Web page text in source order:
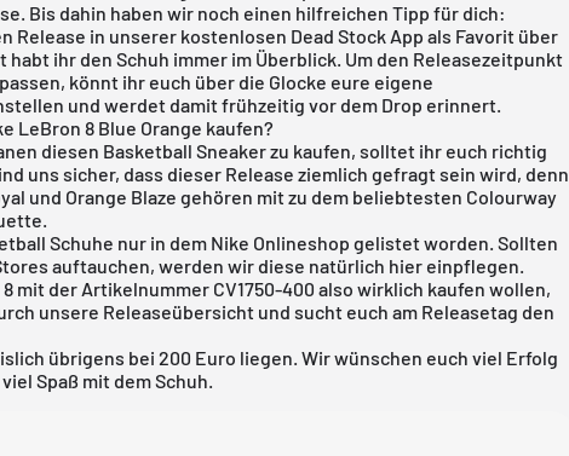
Bis dahin haben wir noch einen hilfreichen Tipp für dich:
Release in unserer kostenlosen Dead Stock App als Favorit über
habt ihr den Schuh immer im Überblick. Um den Releasezeitpunkt
könnt ihr euch über die Glocke eure eigene
und werdet damit frühzeitig vor dem Drop erinnert.
LeBron 8 Blue Orange kaufen?
diesen Basketball Sneaker zu kaufen, solltet ihr euch richtig
uns sicher, dass dieser Release ziemlich gefragt sein wird, denn
und Orange Blaze gehören mit zu dem beliebtesten Colourway
Schuhe nur in dem Nike Onlineshop gelistet worden. Sollten
auftauchen, werden wir diese natürlich hier einpflegen.
mit der Artikelnummer CV1750-400 also wirklich kaufen wollen,
unsere Releaseübersicht und sucht euch am Releasetag den
übrigens bei 200 Euro liegen. Wir wünschen euch viel Erfolg
Spaß mit dem Schuh.